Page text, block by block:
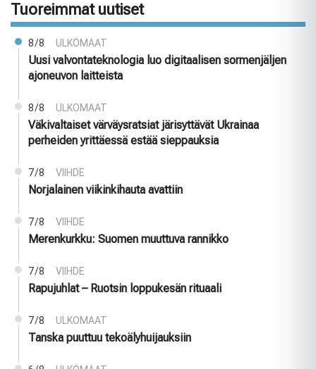
Tuoreimmat uutiset
8/8 ULKOMAAT
Uusi valvontateknologia luo digitaalisen sormenjäljen
ajoneuvon laitteista
8/8 ULKOMAAT
Väkivaltaiset värväysratsiat järisyttävät Ukrainaa
perheiden yrittäessä estää sieppauksia
7/8 VIIHDE
Norjalainen viikinkihauta avattiin
7/8 VIIHDE
Merenkurkku: Suomen muuttuva rannikko
7/8 VIIHDE
Rapujuhlat – Ruotsin loppukesän rituaali
7/8 ULKOMAAT
Tanska puuttuu tekoälyhuijauksiin